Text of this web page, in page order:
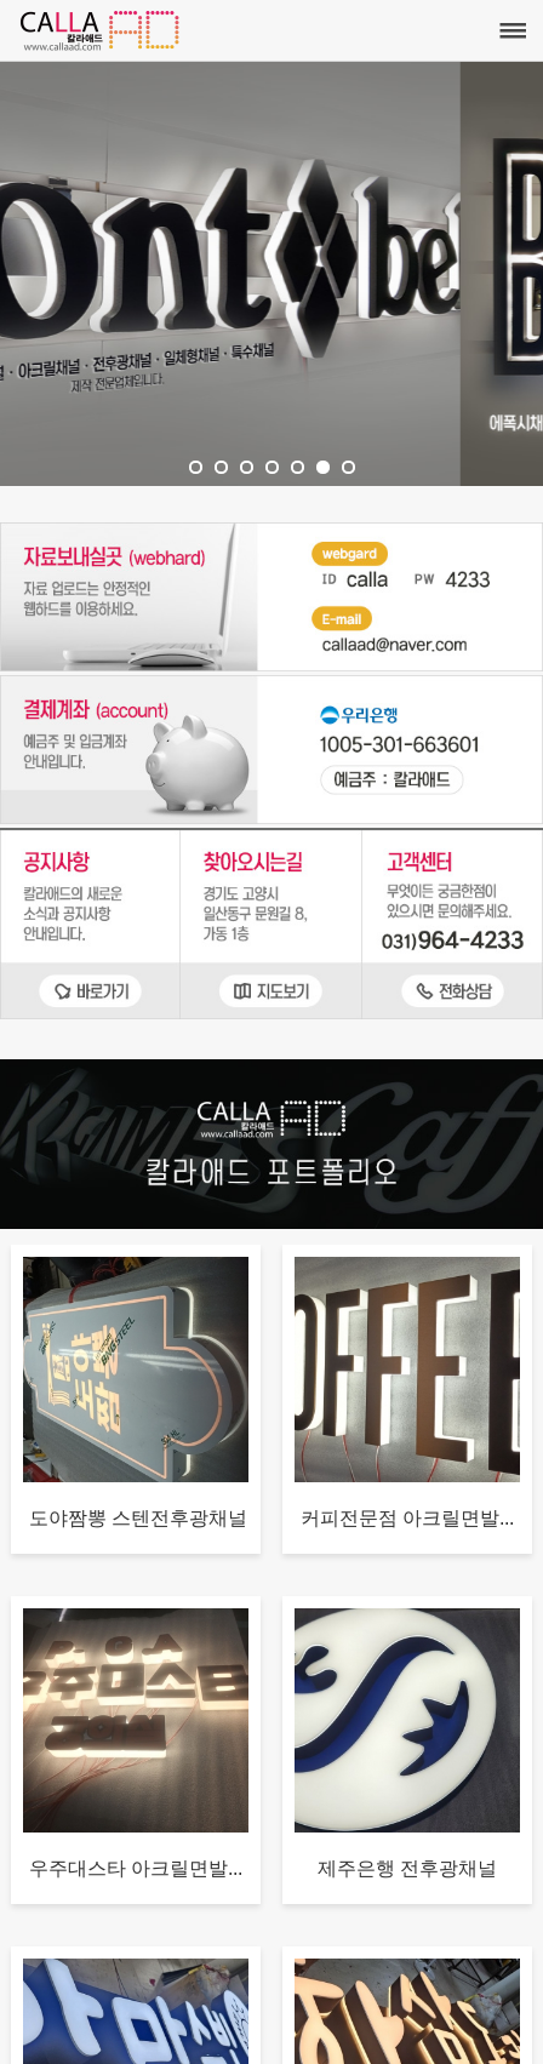
도야짬뽕 스텐전후광채널 커피전문점 아크릴면발...
우주대스타 아크릴면발... 제주은행 전후광채널